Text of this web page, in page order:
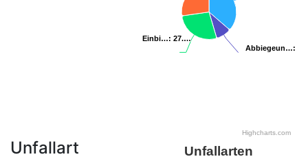
Abbiegeun…:
Abbiegeun…:
Einbi…: 27.…
Einbi…: 27.…
Highcharts.com
Unfallart Unfallarten